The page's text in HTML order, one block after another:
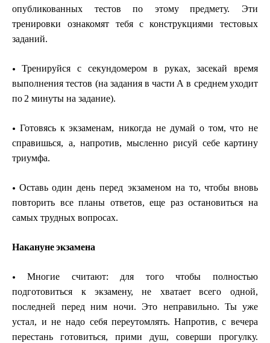
опубликованных тестов по этому предмету. Эти
тренировки ознакомят тебя с конструкциями тестовых
заданий.
• Тренируйся с секундомером вруках, засекай время
выполнения тестов (на задания в части А в среднемуходит
по 2 минуты на задание).
• Готовясь к экзаменам, никогда не думай о том, что не
справишься, а, напротив, мысленно рисуй себе картину
триумфа.
• Оставь один деньперед экзаменом на то, чтобы вновь
повторить все планыответов, еще раз остановиться на
самых трудных вопросах.
Наканунеэкзамена
• Многие считают: для того чтобы полностью
подготовиться кэкзамену, не хватает всего одной,
последней перед ним ночи.Это неправильно. Ты уже
устал, и не надо себя переутомлять. Напротив, с вечера
перестань готовиться, прими душ, соверши прогулку.